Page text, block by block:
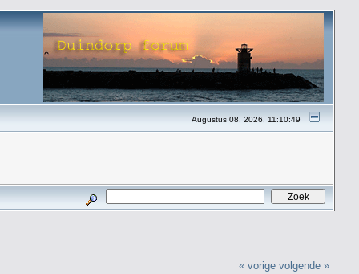
Augustus 08, 2026, 11:10:49
« vorige volgende »